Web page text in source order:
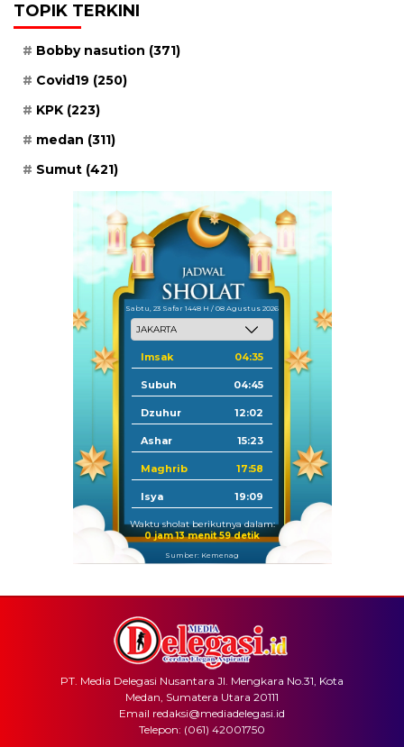
TOPIK TERKINI
Bobby nasution (371)
Covid19 (250)
KPK (223)
medan (311)
Sumut (421)
Sabtu, 23 Safar 1448 H / 08 Agustus 2026
Imsak 04:35
Subuh 04:45
Dzuhur 12:02
Ashar 15:23
Maghrib 17:58
Isya 19:09
Waktu sholat berikutnya dalam:
0 jam 13 menit 59 detik
Sumber: Kemenag
PT. Media Delegasi Nusantara Jl. Mengkara No.31, Kota
Medan, Sumatera Utara 20111
Email redaksi@mediadelegasi.id
Telepon: (061) 42001750